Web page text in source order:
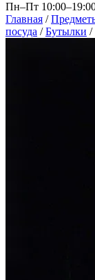
Пн–Пт
Главная /
посуда / Бутылки /